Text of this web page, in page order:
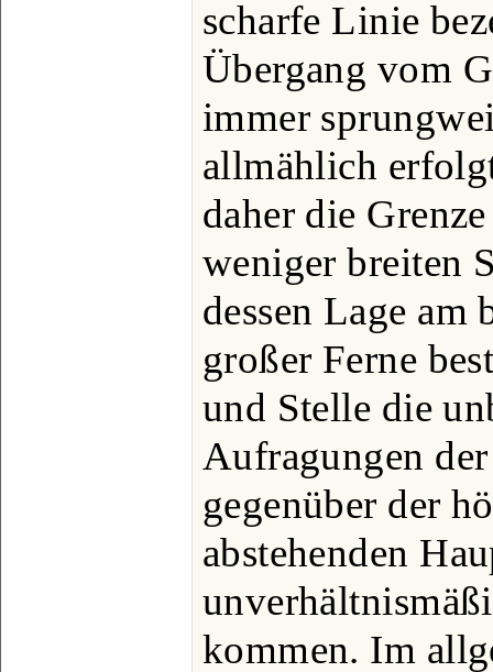
scharfe Linie
Übergang vom
immer
allmählich
daher die
weniger breiten
dessen Lage am
großer Ferne
und Stelle die
Aufragungen
gegenüber der
abstehenden
kommen. Im